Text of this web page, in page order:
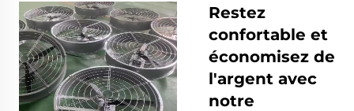
Restez
confortable et
économisez de
l'argent avec
notre